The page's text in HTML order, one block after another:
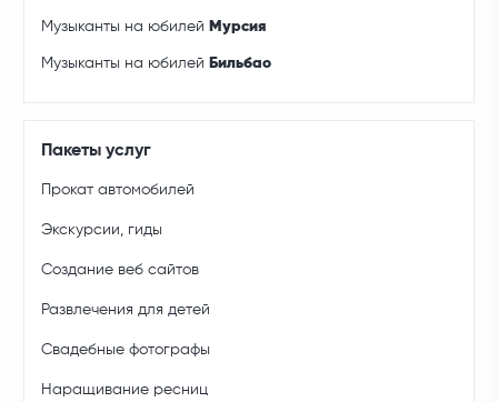
Музыканты на юбилей Мурсия
Музыканты на юбилей Бильбао
Пакеты услуг
Прокат автомобилей
Экскурсии, гиды
Создание веб сайтов
Развлечения для детей
Свадебные фотографы
Наращивание ресниц